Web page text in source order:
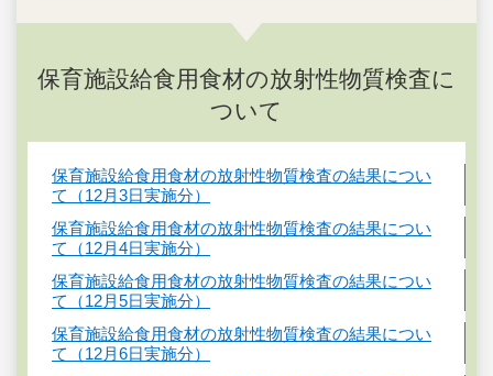
保育施設給食用食材の放射性物質検査に
ついて
保育施設給食用食材の放射性物質検査の結果につい
て（12月3日実施分）
保育施設給食用食材の放射性物質検査の結果につい
て（12月4日実施分）
保育施設給食用食材の放射性物質検査の結果につい
て（12月5日実施分）
保育施設給食用食材の放射性物質検査の結果につい
て（12月6日実施分）